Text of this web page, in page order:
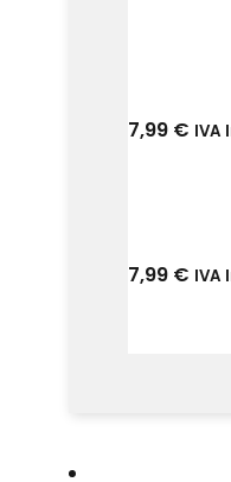
7,99 € IVA
7,99 € IVA